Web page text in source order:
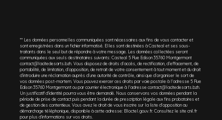
** Les données personnelles communiquées sont nécessaires aux fins de vous contacter et
sont enregistrées dans un fichier informatisé. Elles sont destinées à Casteal et ses sous-
traitants dans le seul but de répondre à votre message. Les données collectées seront
communiquées aux seuls destinataires suivants: Casteal 5 Rue Edison 35760 Montgermont
contact@lacitedesarts.bzh. Vous disposez de droits d’accès, de rectification, d’effacement, de
portabilité, de limitation, d’opposition, de retrait de votre consentement à tout moment et du droit
d’introduire une réclamation auprès d’une autorité de contrôle, ainsi que d’organiser le sort de
vos données post-mortem. Vous pouvez exercer ces droits par voie postale à l'adresse 5 Rue
Edison 35760 Montgermont ou par courrier électronique à l'adresse contact@lacitedesarts.bzh.
Un justificatif d'identité pourra vous être demandé. Nous conservons vos données pendant la
période de prise de contact puis pendant la durée de prescription légale aux fins probatoires et
de gestion des contentieux. Vous avez le droit de vous inscrire sur la liste d'opposition au
démarchage téléphonique, disponible à cette adresse: Bloctel.gouv.fr. Consultez le site cnil.fr
pour plus d’informations sur vos droits.